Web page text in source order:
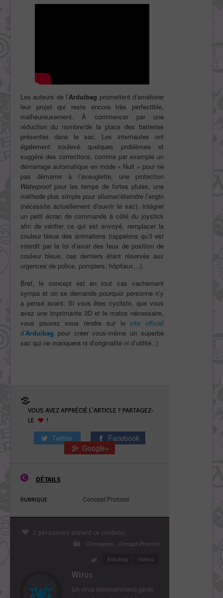
Les auteurs de l’Arduibag promettent d’améliorer
leur projet qui reste encore très perfectible,
malheureusement. À commencer par une
réduction du nombre/de la place des batteries
présentes dans le sac. Les internautes ont
également soulevé quelques problèmes et
suggéré des corrections, comme par exemple un
démarrage automatique en mode « Nuit » pour ne
pas démarrer à l’aveuglette, une protection
Waterproof pour les temps de fortes pluies, une
méthode plus simple pour allumer/éteindre l’engin
(nécessite actuellement d’ouvrir le sac), intégrer
un petit écran de commande à côté du joystick
afin de vérifier ce qui est envoyé, remplacer la
couleur bleue des animations (rappelons qu’il est
interdit par la loi d’avoir des feux de position de
couleur bleue, ces derniers étant réservés aux
urgences de police, pompiers, hôpitaux…).
Bref, le concept est en tout cas vachement
sympa et on se demande pourquoi personne n’y
a pensé avant. Si vous êtes cycliste, que vous
avez une imprimante 3D et le matos nécessaire,
vous pouvez vous rendre sur lesite officiel
d’Arduibag pour créer vous-même un superbe
sac qui ne manquera ni d’originalité ni d’utilité. ;)
VOUS AVEZ APPRÉCIÉ L'ARTICLE ? PARTAGEZ-
LE
!
Twitter
Facebook
Google+
DÉTAILS
RUBRIQUE Concept Protocol
2 personnes aiment ce contenu
Chroniques, Concept Protocol
Arduibag Vidéos
Wirus
Un virus (étonnamment) gentil,